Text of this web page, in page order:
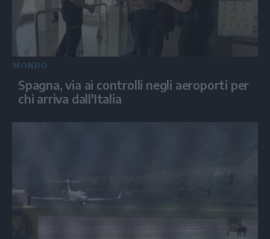
MONDO
Spagna, via ai controlli negli aeroporti per
chi arriva dall'Italia